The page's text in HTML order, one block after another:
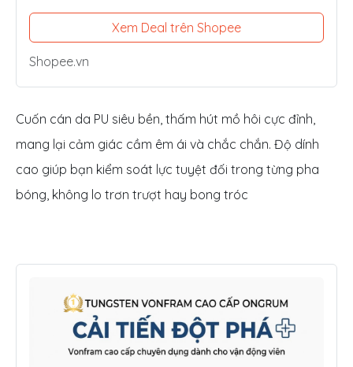
Xem Deal trên Shopee
Shopee.vn
Cuốn cán da PU siêu bền, thấm hút mồ hôi cực đỉnh,
mang lại cảm giác cầm êm ái và chắc chắn. Độ dính
cao giúp bạn kiểm soát lực tuyệt đối trong từng pha
bóng, không lo trơn trượt hay bong tróc